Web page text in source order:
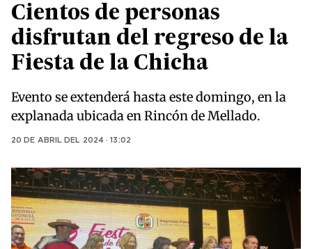
Cientos de personas
disfrutan del regreso de la
Fiesta de la Chicha
Evento se extenderá hasta este domingo, en la
explanada ubicada en Rincón de Mellado.
20 DE ABRIL DEL 2024 · 13:02